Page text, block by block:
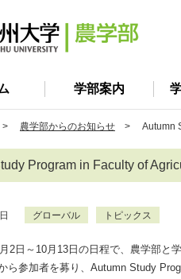
学部案内
農学部からのお知らせ > Autumn
Program in Faculty of
グローバル トピックス
2日～10月13日の日程で、農学部と
ら参加者を募り、Autumn Study